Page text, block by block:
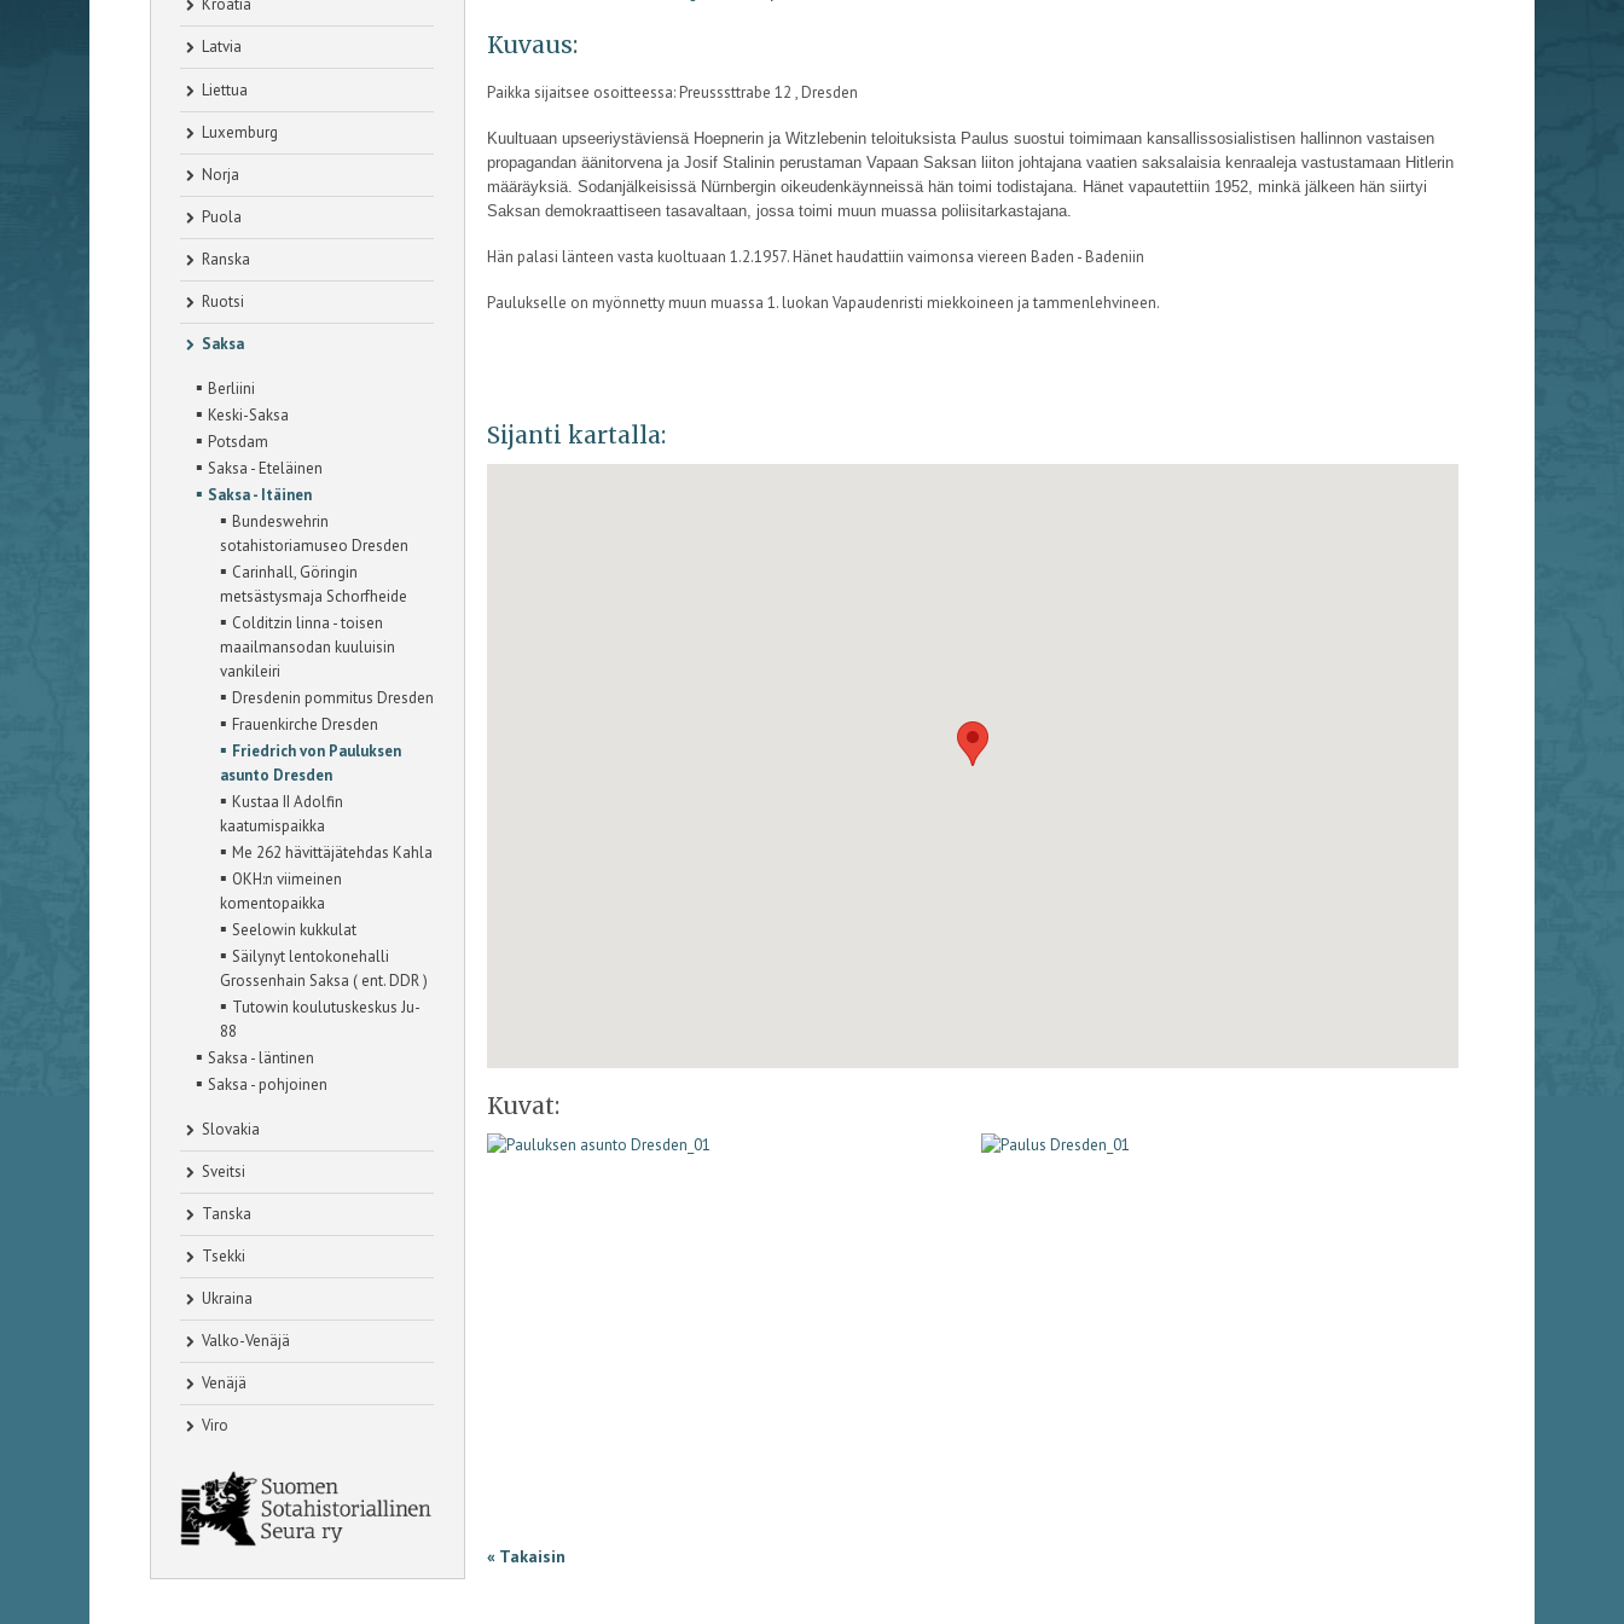
Kroatia
Latvia
Liettua
Luxemburg
Norja
Puola
Ranska
Ruotsi
Saksa
▪ Berliini
▪ Keski-Saksa
▪ Potsdam
▪ Saksa - Eteläinen
▪ Saksa - Itäinen
▪ Bundeswehrin
sotahistoriamuseo Dresden
▪ Carinhall, Göringin
metsästysmaja Schorfheide
▪ Colditzin linna - toisen
maailmansodan kuuluisin
vankileiri
▪ Dresdenin pommitus Dresden
▪ Frauenkirche Dresden
▪ Friedrich von Pauluksen
asunto Dresden
▪ Kustaa II Adolfin
kaatumispaikka
▪ Me 262 hävittäjätehdas Kahla
▪ OKH:n viimeinen
komentopaikka
▪ Seelowin kukkulat
▪ Säilynyt lentokonehalli
Grossenhain Saksa ( ent. DDR )
▪ Tutowin koulutuskeskus Ju-
88
▪ Saksa - läntinen
▪ Saksa - pohjoinen
Slovakia
Sveitsi
Tanska
Tsekki
Ukraina
Valko-Venäjä
Venäjä
Viro
Kuvaus:
Paikka sijaitsee osoitteessa: Preusssttrabe 12 , Dresden
Kuultuaan upseeriystäviensä Hoepnerin ja Witzlebenin teloituksista Paulus suostui toimimaan kansallissosialistisen hallinnon vastaisen
propagandan äänitorvena ja Josif Stalinin perustaman Vapaan Saksan liiton johtajana vaatien saksalaisia kenraaleja vastustamaan Hitlerin
määräyksiä. Sodanjälkeisissä Nürnbergin oikeudenkäynneissä hän toimi todistajana. Hänet vapautettiin 1952, minkä jälkeen hän siirtyi
Saksan demokraattiseen tasavaltaan, jossa toimi muun muassa poliisitarkastajana.
Hän palasi länteen vasta kuoltuaan 1.2.1957. Hänet haudattiin vaimonsa viereen Baden - Badeniin
Paulukselle on myönnetty muun muassa 1. luokan Vapaudenristi miekkoineen ja tammenlehvineen.
Sijanti kartalla:
Kuvat:
« Takaisin